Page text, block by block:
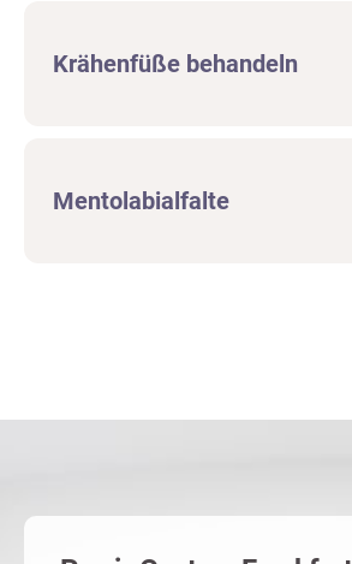
Krähenfüße behandeln
Mentolabialfalte